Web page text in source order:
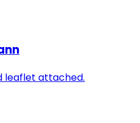
leaflet attached.